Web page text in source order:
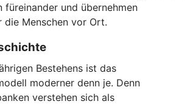
füreinander und übernehmen
Menschen vor Ort.
Bestehens ist das
moderner denn je. Denn
verstehen sich als